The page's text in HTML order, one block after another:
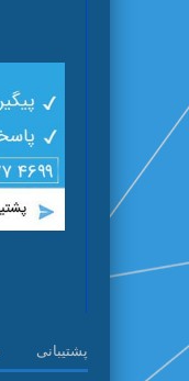
پشتیبانی